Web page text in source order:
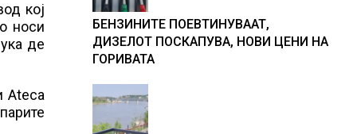
кој
носи
де
Ateca
БЕНЗИНИТЕ ПОЕВТИНУВААТ,
ДИЗЕЛОТ ПОСКАПУВА, НОВИ ЦЕНИ НА
ГОРИВАТА